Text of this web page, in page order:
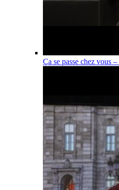
Ça se passe chez vous